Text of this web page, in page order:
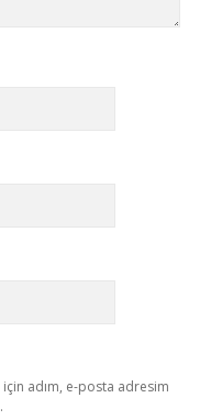
adım, e-posta adresim